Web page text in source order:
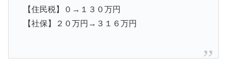
【住民税】０→１３０万円
【社保】２０万円→３１６万円